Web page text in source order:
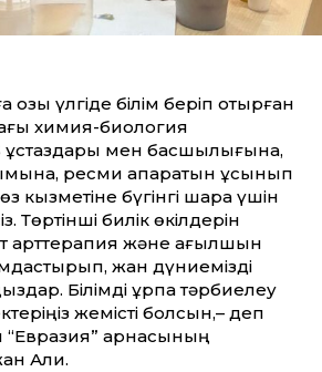
озық үлгіде білім беріп отырған
химия-биология
ұстаздары мен басшылығына,
ресми ақпаратын ұсынып
кызметіне бүгінгі шара үшін
Төртінші билік өкілдерін
арттерапия және ағылшын
жан дүниемізді
Білімді ұрпақ тәрбиелеу
жемісті болсын,– деп
арнасының
Али.